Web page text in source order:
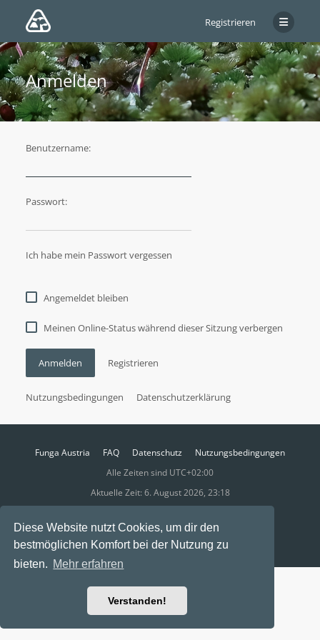
Diese Website nutzt Cookies, um dir den
bestmöglichen Komfort bei der Nutzung zu
bieten. Mehr erfahren
Verstanden!
Registrieren
Anmelden
Benutzername:
Passwort:
Ich habe mein Passwort vergessen
Angemeldet bleiben
Meinen Online-Status während dieser Sitzung verbergen
Anmelden Registrieren
Nutzungsbedingungen Datenschutzerklärung
Funga Austria FAQ Datenschutz
Nutzungsbedingungen
Alle Zeiten sind UTC+02:00
Aktuelle Zeit: 6. August 2026, 23:18
Ravaio Theme byGramziu